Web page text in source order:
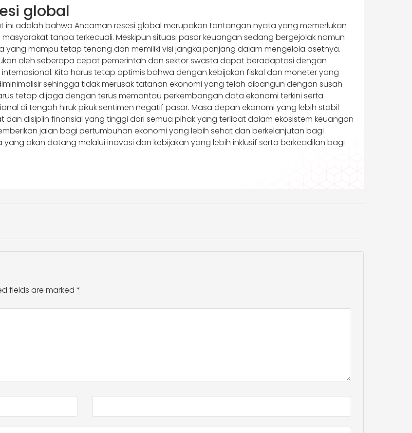
global
ini adalah bahwa Ancaman resesi global merupakan tantangan nyata yang memerlukan
tanpa terkecuali. Meskipun situasi pasar keuangan sedang bergejolak namun
yang mampu tetap tenang dan memiliki visi jangka panjang dalam mengelola asetnya.
oleh seberapa cepat pemerintah dan sektor swasta dapat beradaptasi dengan
Kita harus tetap optimis bahwa dengan kebijakan fiskal dan moneter yang
sehingga tidak merusak tatanan ekonomi yang telah dibangun dengan susah
tetap dijaga dengan terus memantau perkembangan data ekonomi terkini serta
di tengah hiruk pikuk sentimen negatif pasar. Masa depan ekonomi yang lebih stabil
disiplin finansial yang tinggi dari semua pihak yang terlibat dalam ekosistem keuangan
jalan bagi pertumbuhan ekonomi yang lebih sehat dan berkelanjutan bagi
akan datang melalui inovasi dan kebijakan yang lebih inklusif serta berkeadilan bagi
fields are marked *